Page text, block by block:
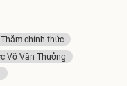
Thăm chính thức
Võ Văn Thưởng